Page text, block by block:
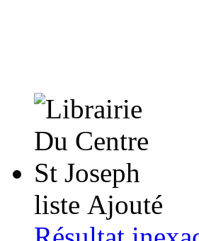
liste Ajouté